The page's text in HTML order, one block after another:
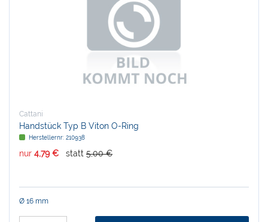
Cattani
Handstück Typ B Viton O-Ring
Herstellernr: 210938
nur 4,79 € statt 5,00 €
Ø 16 mm